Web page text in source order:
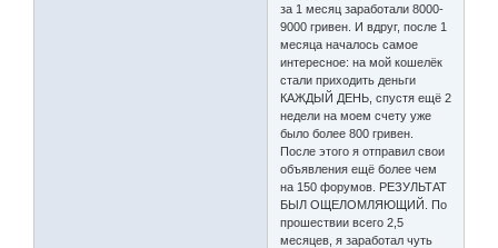
за 1 месяц заработали 8000-
9000 гривен. И вдруг, после 1
месяца началось самое
интересное: на мой кошелёк
стали приходить деньги
КАЖДЫЙ ДЕНЬ, спустя ещё 2
недели на моем счету уже
было более 800 гривен.
После этого я отправил свои
объявления ещё более чем
на 150 форумов. РЕЗУЛЬТАТ
БЫЛ ОЩЕЛОМЛЯЮЩИЙ. По
прошествии всего 2,5
месяцев, я заработал чуть